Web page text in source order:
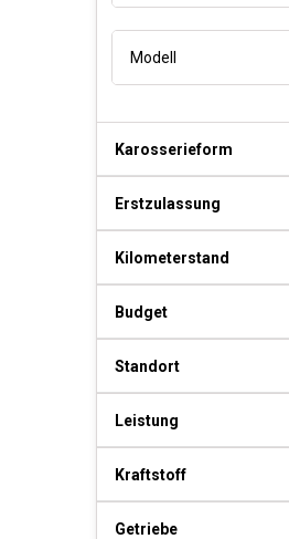
Modell
Karosserieform
Erstzulassung
Kilometerstand
Budget
Standort
Leistung
Kraftstoff
Getriebe